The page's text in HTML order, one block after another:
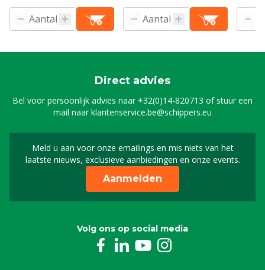
Direct advies
Bel voor persoonlijk advies naar +32(0)14-820713 of stuur een
mail naarklantenservice.be@schippers.eu
Meld u aan voor onze emailings en mis niets van het
laatste nieuws, exclusieve aanbiedingen en onze events.
Meld u aan voor onze
Aanmelden
Volg ons op social media